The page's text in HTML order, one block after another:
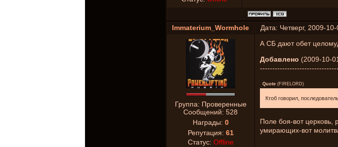
Immaterium_Wormhole Дата: Четверг, 2009-
Группа: Проверенные
Сообщений: 528
Награды: 0
Репутация: 61
Статус: Offline
А СБ дают обет
Добавлено (2009-10-
Quote (FIRELORD)
Ктоб говорил,
Поле боя-вот церковь,
умирающих-вот